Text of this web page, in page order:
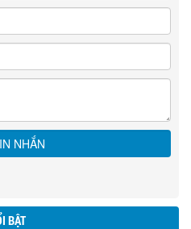
BẬT
HẺM 105 ĐS 59 . P. AN HỘI TÂY
TỶ